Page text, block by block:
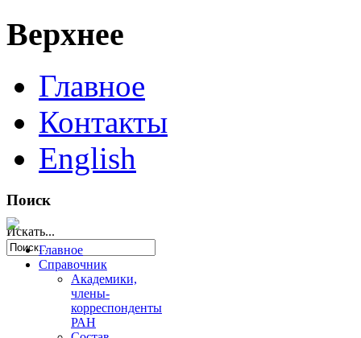
Верхнее
Главное
Контакты
English
Поиск
Искать...
Главное
Справочник
Академики,
члены-
корреспонденты
РАН